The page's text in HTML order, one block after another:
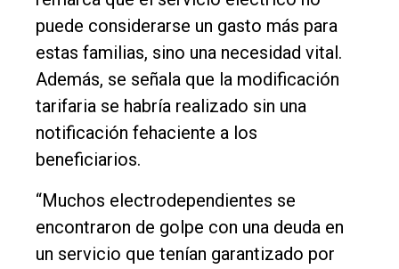
puede considerarse un gasto más para
estas familias, sino una necesidad vital.
Además, se señala que la modificación
tarifaria se habría realizado sin una
notificación fehaciente a los
beneficiarios.
“Muchos electrodependientes se
encontraron de golpe con una deuda en
un servicio que tenían garantizado por